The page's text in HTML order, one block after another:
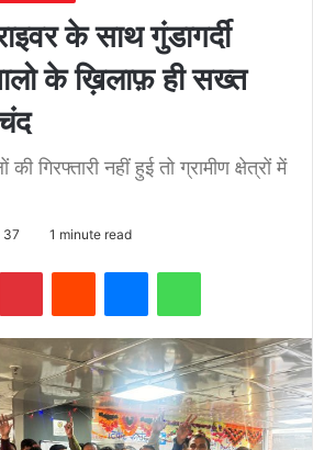
के साथ गुंडागर्दी
के ख़िलाफ़ ही सख्त
की गिरफ्तारी नहीं हुई तो ग्रामीण क्षेत्रों में
37 1 minute read